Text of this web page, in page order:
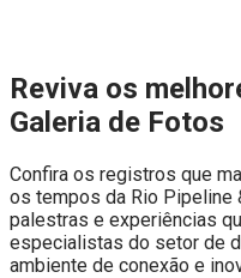
Reviva os
Galeria de Fotos
Confira os registros que
os tempos da Rio Pipeline
palestras e experiências
especialistas do setor de
ambiente de conexão e